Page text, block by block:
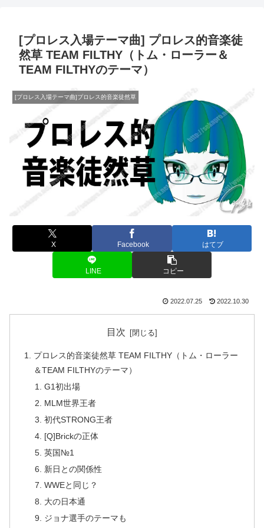
[プロレス入場テーマ曲] プロレス的音楽徒
然草 TEAM FILTHY（トム・ローラー＆
TEAM FILTHYのテーマ）
[プロレス入場テーマ曲]プロレス的音楽徒然草
X Facebook はてブ
LINE コピー
2022.07.25 2022.10.30
目次
プロレス的音楽徒然草 TEAM FILTHY（トム・ローラー
＆TEAM FILTHYのテーマ）
G1初出場
MLM世界王者
初代STRONG王者
[Q]Brickの正体
英国№1
新日との関係性
WWEと同じ？
大の日本通
ジョナ選手のテーマも